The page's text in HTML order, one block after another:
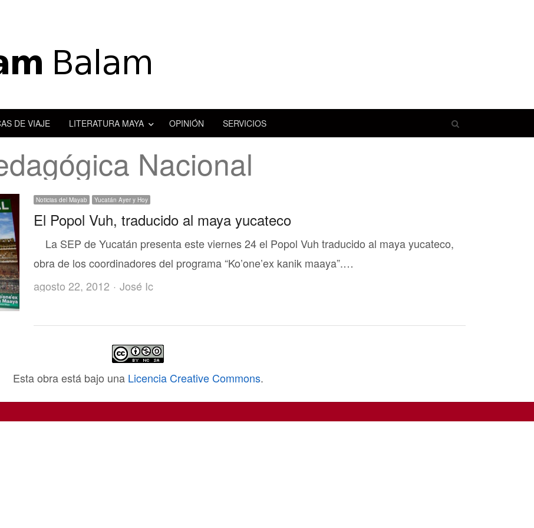
DE VIAJE LITERATURA MAYA OPINIÓN SERVICIOS
search
Nacional
Noticias del Mayab Yucatán Ayer y Hoy
El Popol Vuh, traducido al maya yucateco
La SEP de Yucatán presenta este viernes 24 el Popol Vuh traducido al maya yucateco,
obra de los coordinadores del programa “Ko’one’ex kanik maaya”.…
agosto 22, 2012
Author
José Ic
Esta obra está bajo una Licencia Creative Commons.